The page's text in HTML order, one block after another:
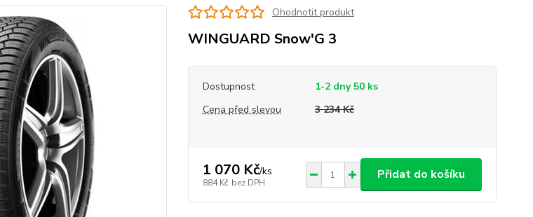
Ohodnotit produkt
WINGUARD Snow'G 3
Dostupnost
1-2 dny 50 ks
Cena před slevou
3 234 Kč
1 070 Kč/ks
884 Kč bez DPH
Přidat do košíku